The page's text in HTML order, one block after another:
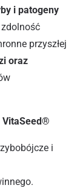
i patogeny
zdolność
przyszłej
oraz
VitaSeed®
i